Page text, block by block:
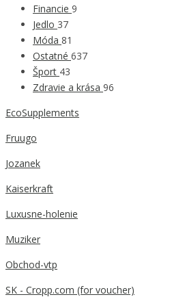
Financie 9
Jedlo 37
Móda 81
Ostatné 637
Šport 43
Zdravie a krása 96
EcoSupplements
Fruugo
Jozanek
Kaiserkraft
Luxusne-holenie
Muziker
Obchod-vtp
SK - Cropp.com (for voucher)